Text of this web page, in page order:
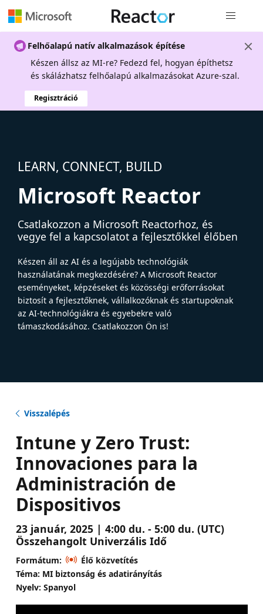
Felhőalapú natív alkalmazások építése
Készen állsz az MI-re? Fedezd fel, hogyan építhetsz
és skálázhatsz felhőalapú alkalmazásokat Azure-szal.
Regisztráció
LEARN, CONNECT, BUILD
Microsoft Reactor
Csatlakozzon a Microsoft Reactorhoz, és
vegye fel a kapcsolatot a fejlesztőkkel élőben
Készen áll az AI és a legújabb technológiák
használatának megkezdésére? A Microsoft Reactor
eseményeket, képzéseket és közösségi erőforrásokat
biztosít a fejlesztőknek, vállalkozóknak és startupoknak
az AI-technológiákra és egyebekre való
támaszkodásához. Csatlakozzon Ön is!
Visszalépés
Intune y Zero Trust:
Innovaciones para la
Administración de
Dispositivos
23 január, 2025 | 4:00 du. - 5:00 du. (UTC)
Összehangolt Univerzális Idő
Formátum:
Élő közvetítés
Téma: MI biztonság és adatirányítás
Nyelv: Spanyol